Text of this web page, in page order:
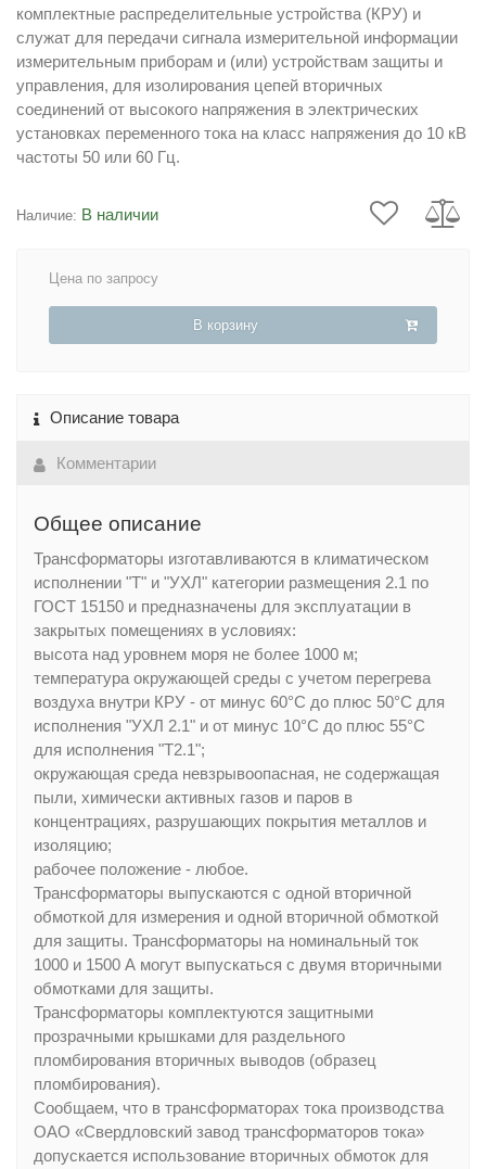
комплектные распределительные устройства (КРУ) и
служат для передачи сигнала измерительной информации
измерительным приборам и (или) устройствам защиты и
управления, для изолирования цепей вторичных
соединений от высокого напряжения в электрических
установках переменного тока на класс напряжения до 10 кВ
частоты 50 или 60 Гц.
Наличие: В наличии
Цена по запросу
В корзину
Описание товара
Комментарии
Общее описание
Трансформаторы изготавливаются в климатическом
исполнении "Т" и "УХЛ" категории размещения 2.1 по
ГОСТ 15150 и предназначены для эксплуатации в
закрытых помещениях в условиях:
высота над уровнем моря не более 1000 м;
температура окружающей среды с учетом перегрева
воздуха внутри КРУ - от минус 60°C до плюс 50°C для
исполнения "УХЛ 2.1" и от минус 10°C до плюс 55°C
для исполнения "Т2.1";
окружающая среда невзрывоопасная, не содержащая
пыли, химически активных газов и паров в
концентрациях, разрушающих покрытия металлов и
изоляцию;
рабочее положение - любое.
Трансформаторы выпускаются с одной вторичной
обмоткой для измерения и одной вторичной обмоткой
для защиты. Трансформаторы на номинальный ток
1000 и 1500 А могут выпускаться с двумя вторичными
обмотками для защиты.
Трансформаторы комплектуются защитными
прозрачными крышками для раздельного
пломбирования вторичных выводов (образец
пломбирования).
Сообщаем, что в трансформаторах тока производства
ОАО «Свердловский завод трансформаторов тока»
допускается использование вторичных обмоток для